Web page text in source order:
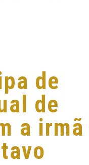
de
de
a irmã